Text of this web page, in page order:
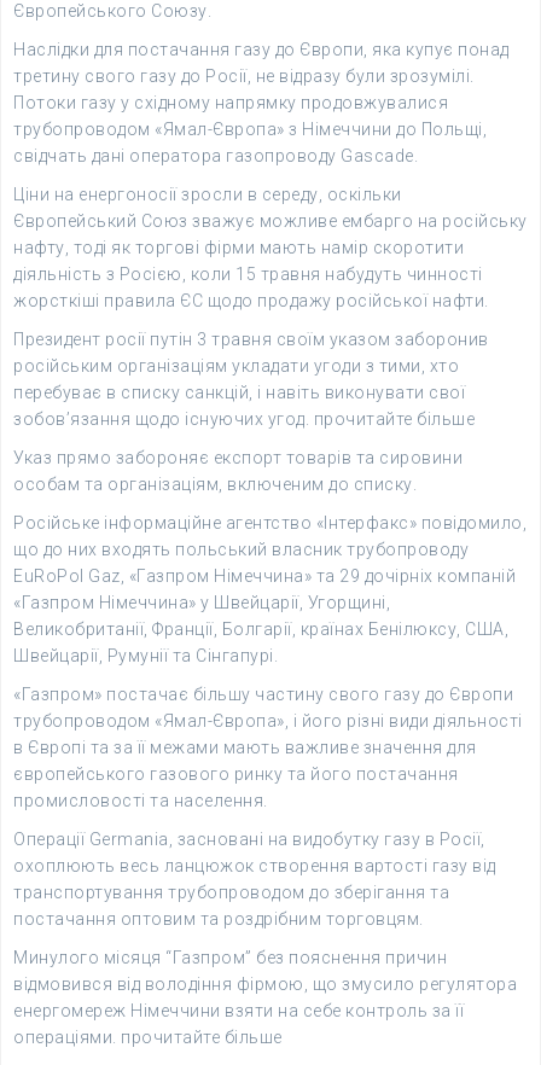
Європейського Союзу.
Наслідки для постачання газу до Європи, яка купує понад
третину свого газу до Росії, не відразу були зрозумілі.
Потоки газу у східному напрямку продовжувалися
трубопроводом «Ямал-Європа» з Німеччини до Польщі,
свідчать дані оператора газопроводу Gascade.
Ціни на енергоносії зросли в середу, оскільки
Європейський Союз зважує можливе ембарго на російську
нафту, тоді як торгові фірми мають намір скоротити
діяльність з Росією, коли 15 травня набудуть чинності
жорсткіші правила ЄС щодо продажу російської нафти.
Президент росії путін 3 травня своїм указом заборонив
російським організаціям укладати угоди з тими, хто
перебуває в списку санкцій, і навіть виконувати свої
зобов’язання щодо існуючих угод. прочитайте більше
Указ прямо забороняє експорт товарів та сировини
особам та організаціям, включеним до списку.
Російське інформаційне агентство «Інтерфакс» повідомило,
що до них входять польський власник трубопроводу
EuRoPol Gaz, «Газпром Німеччина» та 29 дочірніх компаній
«Газпром Німеччина» у Швейцарії, Угорщині,
Великобританії, Франції, Болгарії, країнах Бенілюксу, США,
Швейцарії, Румунії та Сінгапурі.
«Газпром» постачає більшу частину свого газу до Європи
трубопроводом «Ямал-Європа», і його різні види діяльності
в Європі та за її межами мають важливе значення для
європейського газового ринку та його постачання
промисловості та населення.
Операції Germania, засновані на видобутку газу в Росії,
охоплюють весь ланцюжок створення вартості газу від
транспортування трубопроводом до зберігання та
постачання оптовим та роздрібним торговцям.
Минулого місяця “Газпром” без пояснення причин
відмовився від володіння фірмою, що змусило регулятора
енергомереж Німеччини взяти на себе контроль за її
операціями. прочитайте більше